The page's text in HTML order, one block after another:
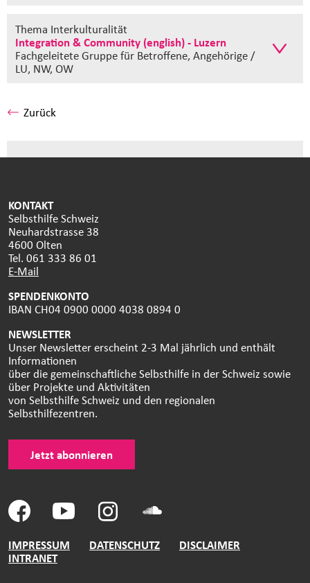
Thema Interkulturalität
Integration & Community (english) - Luzern
Fachgeleitete Gruppefür Betroffene, Angehörige /
LU, NW, OW
Zurück
KONTAKT
Selbsthilfe Schweiz
Neuhardstrasse 38
4600 Olten
Tel. 061 333 86 01
E-Mail
SPENDENKONTO
IBAN CH04 0900 0000 4038 0894 0
NEWSLETTER
Unser Newsletter erscheint 2-3 Mal jährlich und enthält
Informationen
über die gemeinschaftliche Selbsthilfe in der Schweiz sowie
über Projekte und Aktivitäten
von Selbsthilfe Schweiz und den regionalen
Selbsthilfezentren.
Jetzt abonnieren
IMPRESSUM DATENSCHUTZ
DISCLAIMER
INTRANET